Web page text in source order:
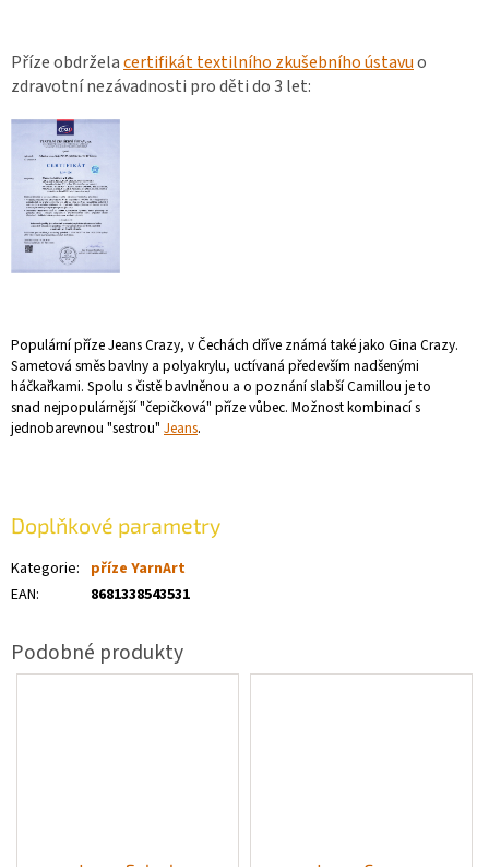
Příze obdrželacertifikát textilního zkušebního ústavuo
zdravotní nezávadnosti pro děti do 3 let:
Populární příze Jeans Crazy, v Čechách dříve známá také jako Gina Crazy.
Sametová směs bavlny a polyakrylu, uctívaná především nadšenými
háčkařkami. Spolu s čistě bavlněnou a o poznání slabší Camillou je to
snad nejpopulárnější "čepičková" příze vůbec. Možnost kombinací s
jednobarevnou "sestrou" Jeans.
Doplňkové parametry
Kategorie: příze YarnArt
EAN: 8681338543531